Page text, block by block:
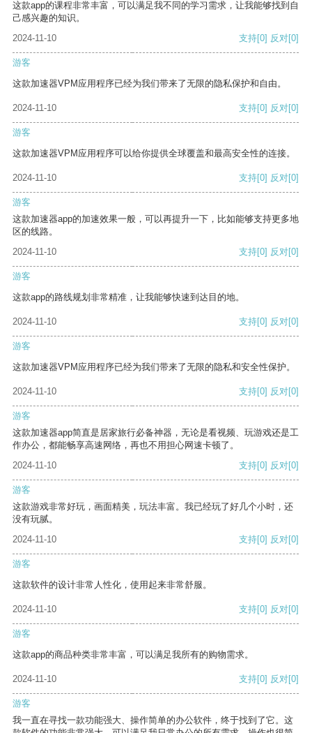
这款app的课程非常丰富，可以满足我不同的学习需求，让我能够找到自
己感兴趣的知识。
2024-11-10
支持[0] 反对[0]
游客
这款加速器VPM应用程序已经为我们带来了无限的隐私保护和自由。
2024-11-10 支持[0] 反对[0]
游客
这款加速器VPM应用程序可以给你提供全球覆盖和最高安全性的连接。
2024-11-10 支持[0] 反对[0]
游客
这款加速器app的加速效果一般，可以再提升一下，比如能够支持更多地
区的线路。
2024-11-10
支持[0] 反对[0]
游客
这款app的路线规划非常精准，让我能够快速到达目的地。
2024-11-10 支持[0] 反对[0]
游客
这款加速器VPM应用程序已经为我们带来了无限的隐私和安全性保护。
2024-11-10 支持[0] 反对[0]
游客
这款加速器app简直是居家旅行必备神器，无论是看视频、玩游戏还是工
作办公，都能畅享高速网络，再也不用担心网速卡顿了。
2024-11-10
支持[0] 反对[0]
游客
这款游戏非常好玩，画面精美，玩法丰富。我已经玩了好几个小时，还
没有玩腻。
2024-11-10
支持[0] 反对[0]
游客
这款软件的设计非常人性化，使用起来非常舒服。
2024-11-10 支持[0] 反对[0]
游客
这款app的商品种类非常丰富，可以满足我所有的购物需求。
2024-11-10 支持[0] 反对[0]
游客
我一直在寻找一款功能强大、操作简单的办公软件，终于找到了它。这